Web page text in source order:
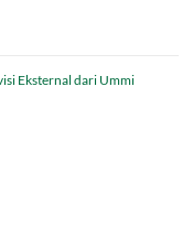
Eksternal dari Ummi